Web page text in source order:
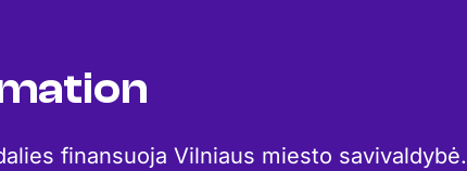
finansuoja Vilniaus miesto savivaldybė.